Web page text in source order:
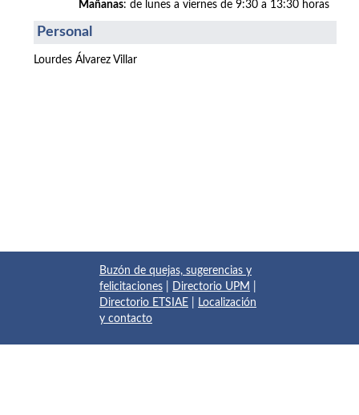
Mañanas: de lunes a viernes de 9:30 a 13:30 horas
Personal
Lourdes Álvarez Villar
Buzón de quejas, sugerencias y
felicitaciones
Directorio UPM
Directorio ETSIAE
Localización
y contacto